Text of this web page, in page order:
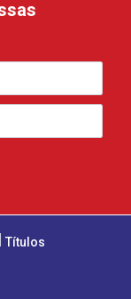
Títulos